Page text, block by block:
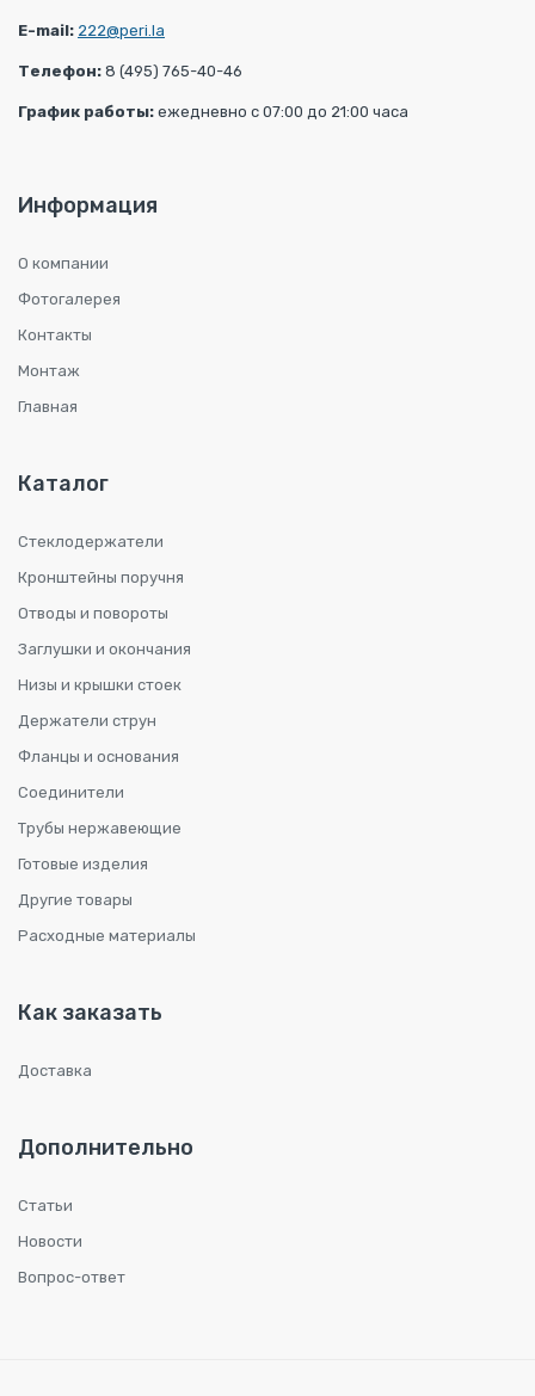
E-mail: 222@peri.la
Телефон: 8 (495) 765-40-46
График работы: ежедневно с 07:00 до 21:00 часа
Информация
О компании
Фотогалерея
Контакты
Монтаж
Главная
Каталог
Стеклодержатели
Кронштейны поручня
Отводы и повороты
Заглушки и окончания
Низы и крышки стоек
Держатели струн
Фланцы и основания
Соединители
Трубы нержавеющие
Готовые изделия
Другие товары
Расходные материалы
Как заказать
Доставка
Дополнительно
Статьи
Новости
Вопрос-ответ